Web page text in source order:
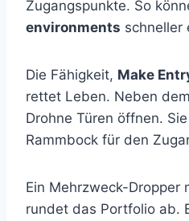
Zugangspunkte. So
environments schneller
Die Fähigkeit, Make
rettet Leben. Neben
Drohne Türen öffnen.
Rammbock für den
Ein Mehrzweck-Dropper
rundet das Portfolio ab.